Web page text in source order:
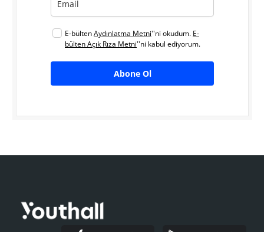
E-bültenAydınlatma Metni''ni okudum. E-
bülten Açık Rıza Metni''ni kabul ediyorum.
Abone Ol